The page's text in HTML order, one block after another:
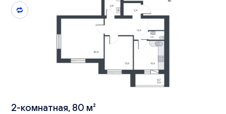
2-комнатная, 80 м²